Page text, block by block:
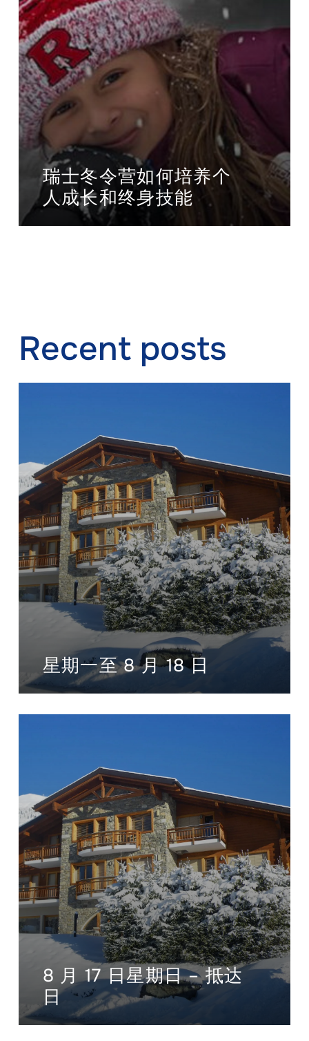
瑞士冬令营如何培养个
人成长和终身技能
Recent posts
星期一至 8 月 18 日
8 月 17 日星期日 – 抵达
日